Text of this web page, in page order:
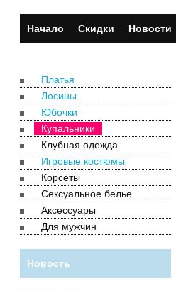
Начало Скидки Новости
Платья
Лосины
Юбочки
Купальники
Клубная одежда
Игровые костюмы
Корсеты
Сексуальное белье
Аксессуары
Для мужчин
Новость